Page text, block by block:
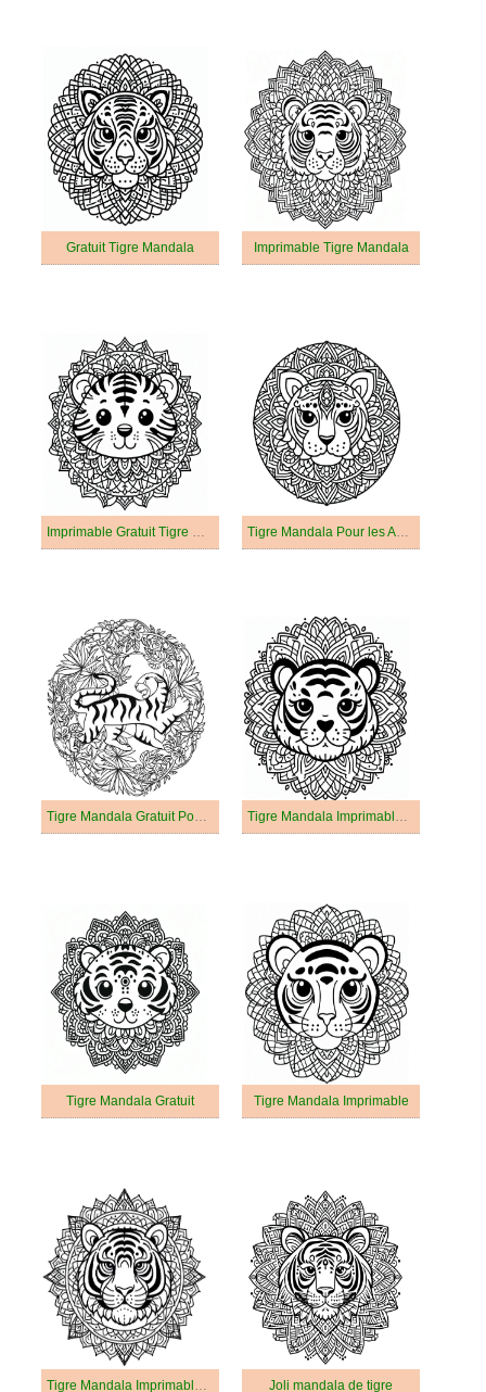
Gratuit Tigre Mandala Imprimable Tigre Mandala
Imprimable Gratuit Tigre Mandala Tigre Mandala Pour les Adultes
Tigre Mandala Gratuit Pour les Adultes Tigre Mandala Imprimable Gratuit
Tigre Mandala Gratuit Tigre Mandala Imprimable
Tigre Mandala Imprimable Gratuit Pour les Adultes Joli mandala de tigre